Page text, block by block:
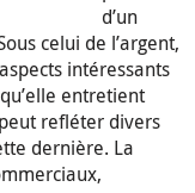
d’un
celui de l’argent,
intéressants
entretient
refléter divers
dernière. La